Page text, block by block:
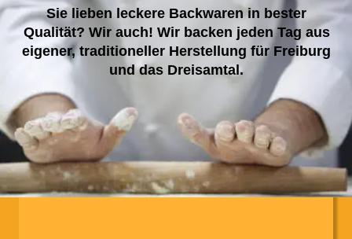
Sie lieben leckere Backwaren in bester
Qualität? Wir auch! Wir backen jeden Tag aus
eigener, traditioneller Herstellung für Freiburg
und das Dreisamtal.